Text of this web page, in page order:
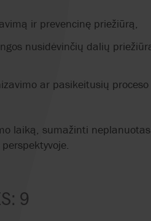
ir prevencinę priežiūrą,
nusidėvinčių dalių
ar pasikeitusių
laiką, sumažinti
9